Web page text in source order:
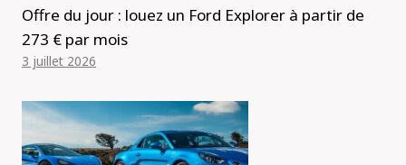
Offre du jour : louez un Ford Explorer à partir de
273 € par mois
3 juillet 2026